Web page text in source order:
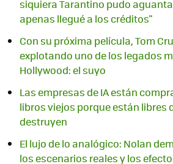
siquiera Tarantino pudo
apenas llegué a los créditos"
Con su próxima película, Tom
explotando uno de los legados
Hollywood: el suyo
Las empresas de IA están
libros viejos porque están libres
destruyen
El lujo de lo analógico: Nolan
los escenarios reales y los